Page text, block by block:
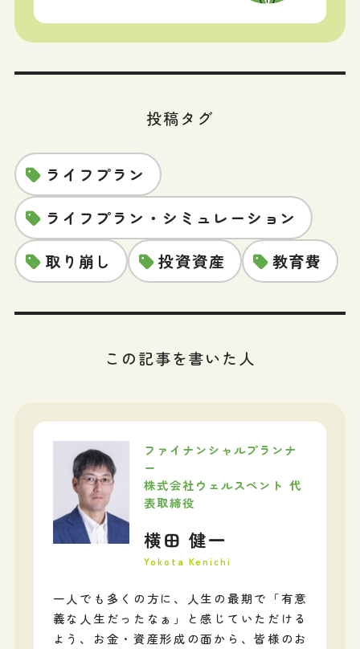
投稿タグ
ライフプラン
ライフプラン・シミュレーション
取り崩し
投資資産 教育費
この記事を書いた人
ファイナンシャルプランナ
ー
株式会社ウェルスペント 代
表取締役
横田 健一
Yokota Kenichi
一人でも多くの方に、人生の最期で「有意
義な人生だったなぁ」と感じていただける
よう、お金・資産形成の面から、皆様のお